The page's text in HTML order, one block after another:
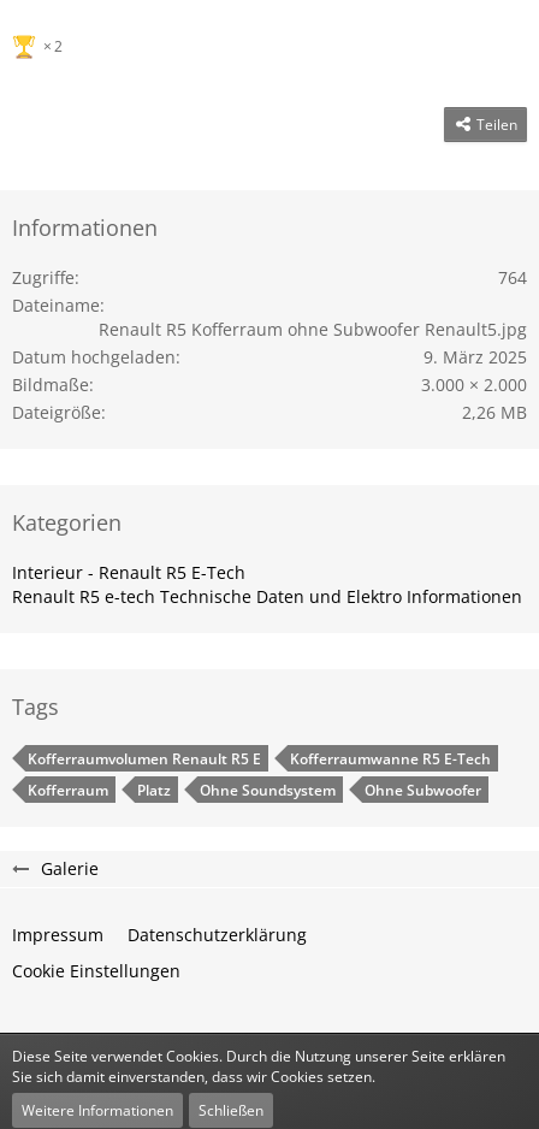
2
Teilen
Informationen
Zugriffe
764
Dateiname
Renault R5 Kofferraum ohne Subwoofer Renault5.jpg
Datum hochgeladen
9. März 2025
Bildmaße
3.000 × 2.000
Dateigröße
2,26 MB
Kategorien
Interieur - Renault R5 E-Tech
Renault R5 e-tech Technische Daten und Elektro Informationen
Tags
Kofferraumvolumen Renault R5 E
Kofferraumwanne R5 E-Tech
Kofferraum
Platz Ohne Soundsystem Ohne Subwoofer
Galerie
Impressum
Datenschutzerklärung
Cookie Einstellungen
Community-Software:WoltLab Suite™
Stil:Classicvon
Diese Seite verwendet Cookies. Durch die Nutzung unserer Seite erklären
Sie sich damit einverstanden, dass wir Cookies setzen.
Weitere Informationen
Schließen